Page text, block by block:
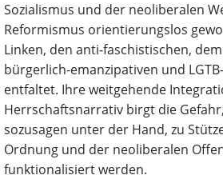
Sozialismus und der neoliberalen
Reformismus orientierungslos
Linken, den anti-faschistischen,
bürgerlich-emanzipativen und
entfaltet. Ihre weitgehende
Herrschaftsnarrativ birgt die
sozusagen unter der Hand, zu
Ordnung und der neoliberalen
funktionalisiert werden.